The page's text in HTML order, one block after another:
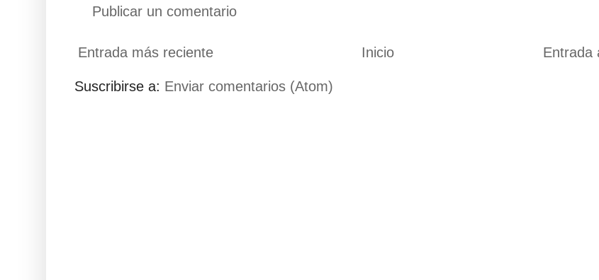
Publicar un comentario
Entrada más reciente Entrada
Inicio
Suscribirse a: Enviar comentarios (Atom)